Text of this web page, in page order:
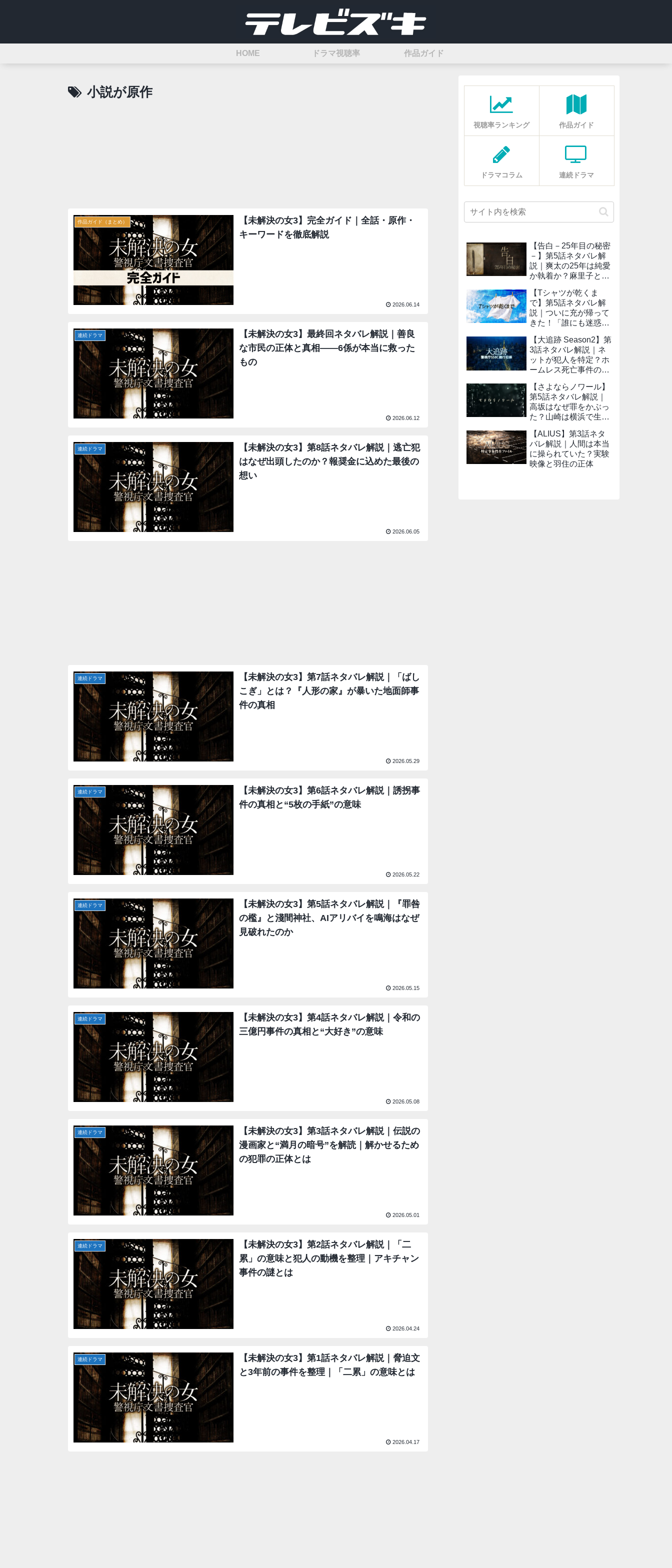
HOME ドラマ視聴率 作品ガイド
小説が原作
作品ガイド（まとめ）
【未解決の女3】完全ガイド｜全話・原作・
キーワードを徹底解説
2026.06.14
連続ドラマ
【未解決の女3】最終回ネタバレ解説｜善良
な市民の正体と真相――6係が本当に救った
もの
2026.06.12
連続ドラマ
【未解決の女3】第8話ネタバレ解説｜逃亡犯
はなぜ出頭したのか？報奨金に込めた最後の
想い
2026.06.05
連続ドラマ
【未解決の女3】第7話ネタバレ解説｜「ばし
こぎ」とは？『人形の家』が暴いた地面師事
件の真相
2026.05.29
連続ドラマ
【未解決の女3】第6話ネタバレ解説｜誘拐事
件の真相と“5枚の手紙”の意味
2026.05.22
連続ドラマ
【未解決の女3】第5話ネタバレ解説｜『罪咎
の檻』と淺間神社、AIアリバイを鳴海はなぜ
見破れたのか
2026.05.15
連続ドラマ
【未解決の女3】第4話ネタバレ解説｜令和の
三億円事件の真相と“大好き”の意味
2026.05.08
連続ドラマ
【未解決の女3】第3話ネタバレ解説｜伝説の
漫画家と“満月の暗号”を解読｜解かせるため
の犯罪の正体とは
2026.05.01
連続ドラマ
【未解決の女3】第2話ネタバレ解説｜「二
累」の意味と犯人の動機を整理｜アキチャン
事件の謎とは
2026.04.24
連続ドラマ
【未解決の女3】第1話ネタバレ解説｜脅迫文
と3年前の事件を整理｜「二累」の意味とは
2026.04.17
視聴率ランキング 作品ガイド
ドラマコラム 連続ドラマ
【告白－25年目の秘密
－】第5話ネタバレ解
説｜爽太の25年は純愛
か執着か？麻里子との
【Tシャツが乾くま
で】第5話ネタバレ解
説｜ついに充が帰って
きた！「誰にも迷惑か
【大追跡 Season2】第
3話ネタバレ解説｜ネ
ットが犯人を特定？ホ
ームレス死亡事件の真
【さよならノワール】
第5話ネタバレ解説｜
高坂はなぜ罪をかぶっ
た？山崎は横浜で生き
【ALIUS】第3話ネタ
バレ解説｜人間は本当
に操られていた？実験
映像と羽住の正体